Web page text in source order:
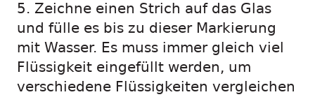
5. Zeichne einen Strich auf das Glas
und fülle es bis zu dieser Markierung
mit Wasser. Es muss immer gleich viel
Flüssigkeit eingefüllt werden, um
verschiedene Flüssigkeiten vergleichen